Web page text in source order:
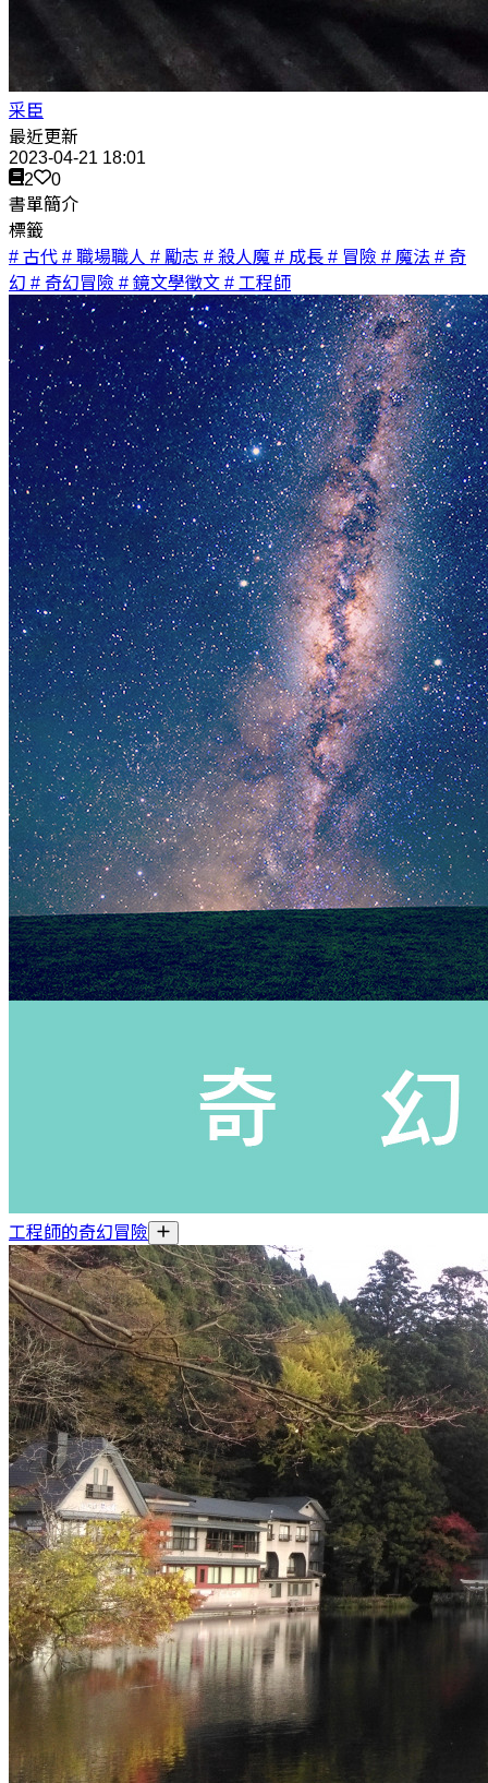
采臣
最近更新
2023-04-21 18:01
2
0
書單簡介
標籤
# 古代 # 職場職人 # 勵志 # 殺人魔 # 成長 # 冒險 # 魔法 # 奇
幻 # 奇幻冒險 # 鏡文學徵文 # 工程師
工程師的奇幻冒險